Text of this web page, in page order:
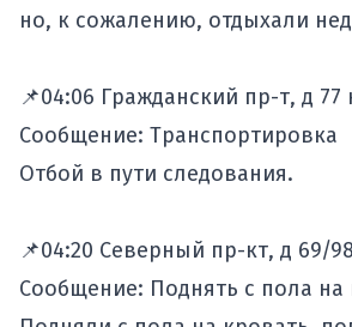
но, к сожалению, отдыхали
📌04:06 Гражданский пр-т, д 77
Сообщение: Транспортировка
Отбой в пути следования.
📌04:20 Северный пр-кт, д 69/
Сообщение: Поднять с пола на